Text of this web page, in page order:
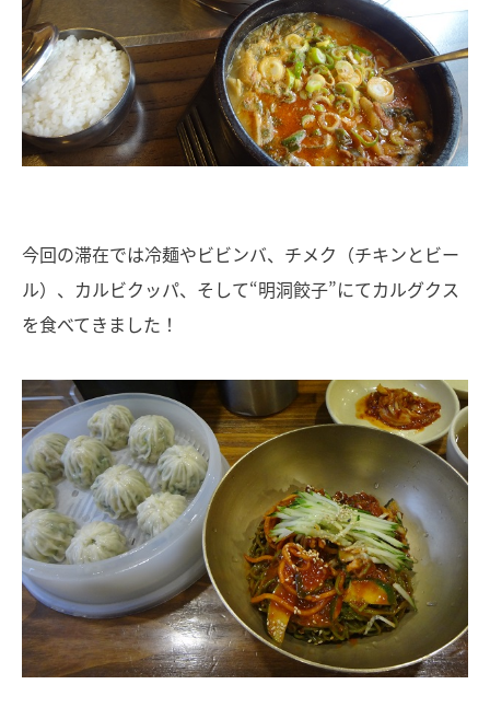
今回の滞在では冷麺やビビンバ、チメク（チキンとビー
ル）、カルビクッパ、そして“明洞餃子”にてカルグクス
を食べてきました！